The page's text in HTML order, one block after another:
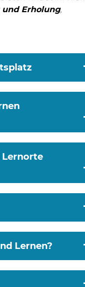
Erholung,
Lernorte
Lernen?